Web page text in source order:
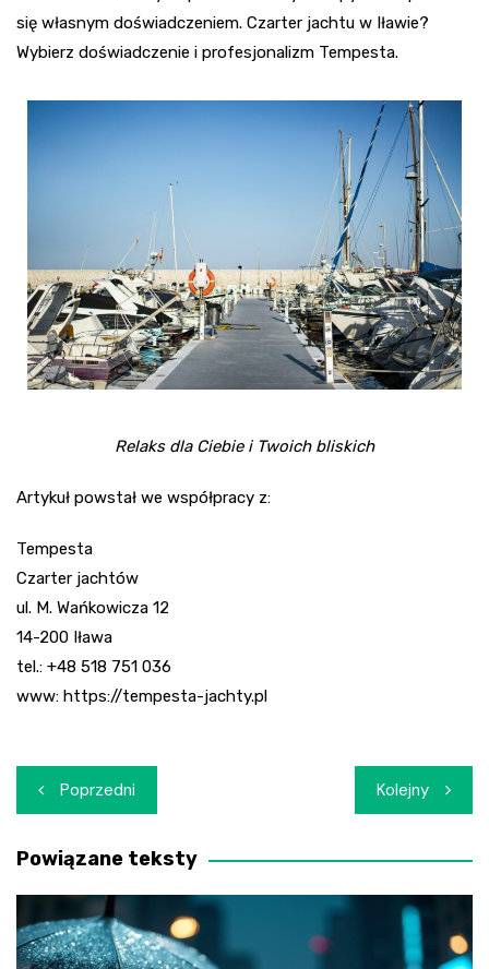
się własnym doświadczeniem. Czarter jachtu w Iławie?
Wybierz doświadczenie i profesjonalizm Tempesta.
Relaks dla Ciebie i Twoich bliskich
Artykuł powstał we współpracy z:
Tempesta
Czarter jachtów
ul. M. Wańkowicza 12
14-200 Iława
tel.: +48 518 751 036
www: https://tempesta-jachty.pl
Nawigacja
wpisu
Poprzedni Kolejny
Powiązane teksty